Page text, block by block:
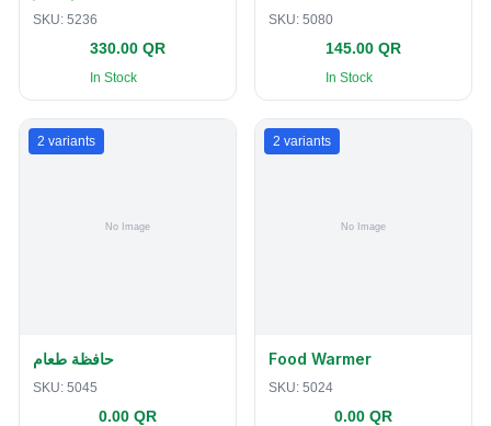
SKU: 5236
330.00 QR
In Stock
SKU: 5080
145.00 QR
In Stock
2 variants
حافظة طعام
SKU: 5045
0.00 QR
2 variants
Food Warmer
SKU: 5024
0.00 QR